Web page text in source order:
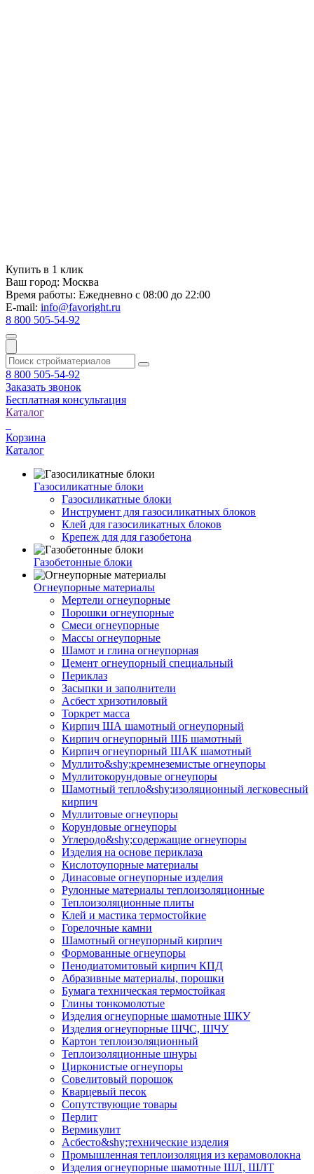
Купить в 1 клик
Ваш город: Москва
Время работы: Ежедневно с 08:00 до 22:00
E-mail: info@favoright.ru
8 800 505-54-92
8 800 505-54-92
Заказать звонок
Бесплатная консультация
Каталог
Корзина
Каталог
Газосиликатные блоки
Газосиликатные блоки
Инструмент для газосиликатных блоков
Клей для газосиликатных блоков
Крепеж для для газобетона
Газобетонные блоки
Огнеупорные материалы
Мертели огнеупорные
Порошки огнеупорные
Смеси огнеупорные
Массы огнеупорные
Шамот и глина огнеупорная
Цемент огнеупорный специальный
Периклаз
Засыпки и заполнители
Асбест хризотиловый
Торкрет масса
Кирпич ША шамотный огнеупорный
Кирпич огнеупорный ШБ шамотный
Кирпич огнеупорный ШАК шамотный
Муллито&shy;­кремнеземистые огнеупоры
Муллито­корундовые огнеупоры
Шамотный тепло&shy;изоляционный легковесный
кирпич
Муллитовые огнеупоры
Корундовые огнеупоры
Углеродо&shy;содержащие огнеупоры
Изделия на основе периклаза
Кислотоупорные материалы
Динасовые огнеупорные изделия
Рулонные материалы теплоизоляционные
Тепло­изоляционные плиты
Клей и мастика термостойкие
Горелочные камни
Шамотный огнеупорный кирпич
Формованные огнеупоры
Пенодиатомитовый кирпич КПД
Абразивные материалы, порошки
Бумага техническая термостойкая
Глины тонкомолотые
Изделия огнеупорные шамотные ШКУ
Изделия огнеупорные ШЧС, ШЧУ
Картон теплоизоляционный
Теплоизоляционные шнуры
Цирконистые огнеупоры
Совелитовый порошок
Кварцевый песок
Сопутствующие товары
Перлит
Вермикулит
Асбесто&shy;технические изделия
Промышленная теплоизоляция из керамоволокна
Изделия огнеупорные шамотные ШЛ, ШЛТ